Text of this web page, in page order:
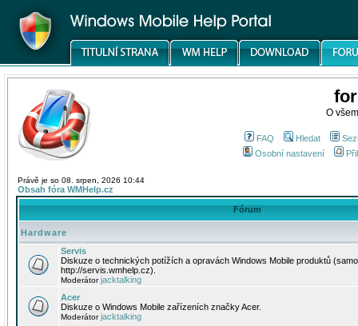
O
FAQ Hledat
Osobní nastavení
Právě je so 08. srpen, 2026 10:44
Obsah fóra WMHelp.cz
Fórum
Hardware
Servis
Diskuze o technických potížích a opravách Windows Mobile produktů
http://servis.wmhelp.cz).
Moderátorjacktalking
Acer
Diskuze o Windows Mobile zařízeních značky Acer.
Moderátorjacktalking